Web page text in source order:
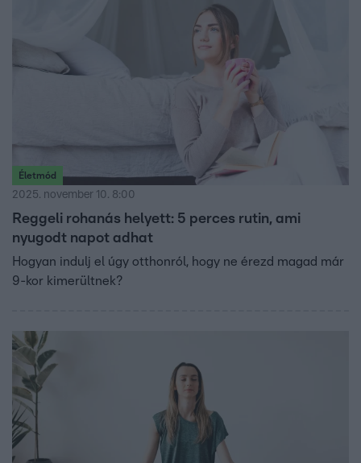
Életmód
2025. november 10. 8:00
Reggeli rohanás helyett: 5 perces rutin, ami
nyugodt napot adhat
Hogyan indulj el úgy otthonról, hogy ne érezd magad már
9-kor kimerültnek?